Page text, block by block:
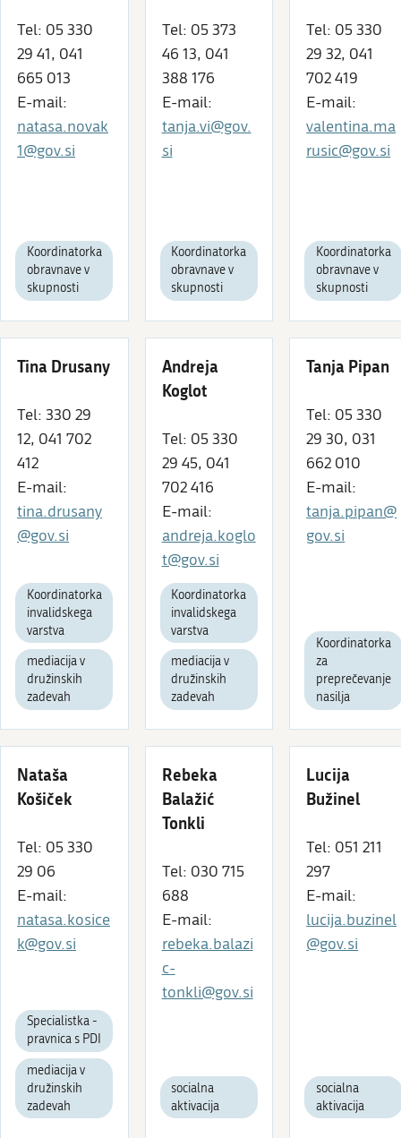
Tel: 05 330
29 41, 041
665 013
E-mail:
natasa.novak
1@gov.si
Koordinatorka
obravnave v
skupnosti
Tel: 05 373
46 13, 041
388 176
E-mail:
tanja.vi@gov.
si
Koordinatorka
obravnave v
skupnosti
Tel: 05 330
29 32, 041
702 419
E-mail:
valentina.ma
rusic@gov.si
Koordinatorka
obravnave v
skupnosti
Tina Drusany
Tel: 330 29
12, 041 702
412
E-mail:
tina.drusany
@gov.si
Koordinatorka
invalidskega
varstva
mediacija v
družinskih
zadevah
Andreja
Koglot
Tel: 05 330
29 45, 041
702 416
E-mail:
andreja.koglo
t@gov.si
Koordinatorka
invalidskega
varstva
mediacija v
družinskih
zadevah
Tanja Pipan
Tel: 05 330
29 30, 031
662 010
E-mail:
tanja.pipan@
gov.si
Koordinatorka
za
preprečevanje
nasilja
Nataša
Košiček
Tel: 05 330
29 06
E-mail:
natasa.kosice
k@gov.si
Specialistka -
pravnica s PDI
mediacija v
družinskih
zadevah
Rebeka
Balažić
Tonkli
Tel: 030 715
688
E-mail:
rebeka.balazi
c-
tonkli@gov.si
socialna
aktivacija
Lucija
Bužinel
Tel: 051 211
297
E-mail:
lucija.buzinel
@gov.si
socialna
aktivacija